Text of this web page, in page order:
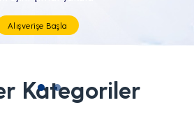
İhtiyaçların Tam'da
Kategoriler